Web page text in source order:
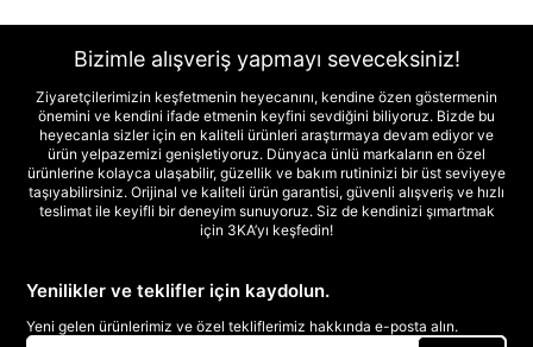
Bizimle alışveriş yapmayı seveceksiniz!
Ziyaretçilerimizin keşfetmenin heyecanını, kendine özen göstermenin
önemini ve kendini ifade etmenin keyfini sevdiğini biliyoruz. Bizde bu
heyecanla sizler için en kaliteli ürünleri araştırmaya devam ediyor ve
ürün yelpazemizi genişletiyoruz. Dünyaca ünlü markaların en özel
ürünlerine kolayca ulaşabilir, güzellik ve bakım rutininizi bir üst seviyeye
taşıyabilirsiniz. Orijinal ve kaliteli ürün garantisi, güvenli alışveriş ve hızlı
teslimat ile keyifli bir deneyim sunuyoruz. Siz de kendinizi şımartmak
için 3KA’yı keşfedin!
Yenilikler ve teklifler için kaydolun.
Yeni gelen ürünlerimiz ve özel tekliflerimiz hakkında e-posta alın.